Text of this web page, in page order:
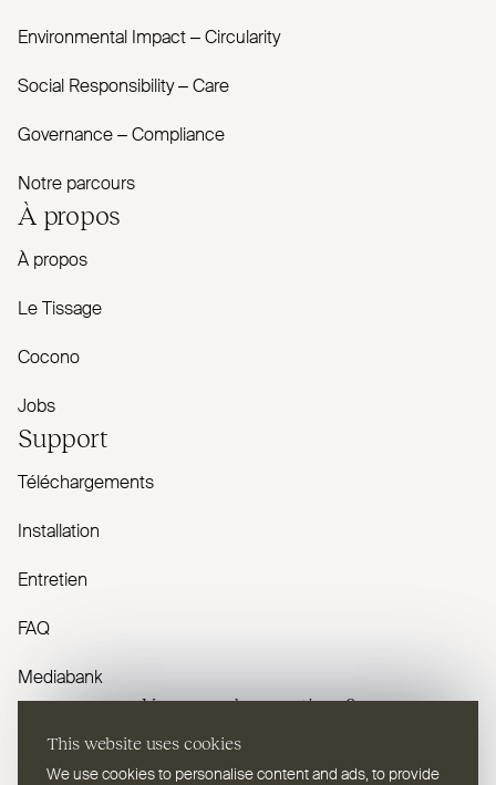
This website uses cookies
We use cookies to personalise content and ads, to provide
Envi­ronmental Impact – Cir­cularity
Social Responsibility – Care
Governance – Com­pliance
Notre parcours
À propos
À propos
Le Tissage
Cocono
Jobs
Support
Téléchargements
Installation
Entretien
FAQ
Mediabank
Vous avez des questions ?